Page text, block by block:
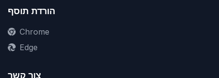
הורדת תוסף
Chrome
Edge
צור קשר